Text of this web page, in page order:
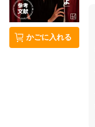
かごに入れる